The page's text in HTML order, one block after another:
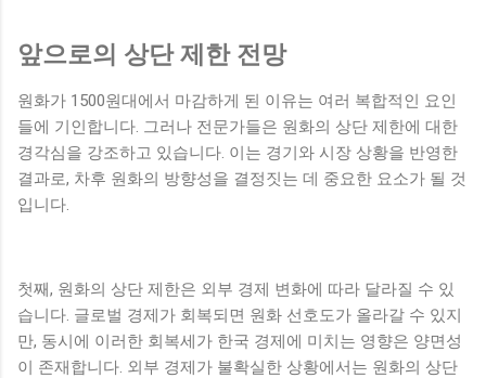
앞으로의 상단 제한 전망
원화가 1500원대에서 마감하게 된 이유는 여러 복합적인 요인
들에 기인합니다. 그러나 전문가들은 원화의 상단 제한에 대한
경각심을 강조하고 있습니다. 이는 경기와 시장 상황을 반영한
결과로, 차후 원화의 방향성을 결정짓는 데 중요한 요소가 될 것
입니다.
첫째, 원화의 상단 제한은 외부 경제 변화에 따라 달라질 수 있
습니다. 글로벌 경제가 회복되면 원화 선호도가 올라갈 수 있지
만, 동시에 이러한 회복세가 한국 경제에 미치는 영향은 양면성
이 존재합니다. 외부 경제가 불확실한 상황에서는 원화의 상단